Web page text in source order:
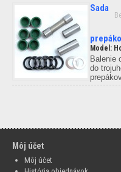
Sada
Model:
Balenie
do
Môj účet
Môj účet